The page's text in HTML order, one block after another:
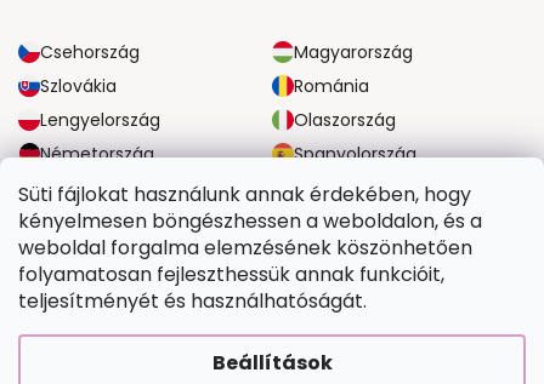
Süti fájlokat használunk annak érdekében, hogy
kényelmesen böngészhessen a weboldalon, és a
weboldal forgalma elemzésének köszönhetően
folyamatosan fejleszthessük annak funkcióit,
teljesítményét és használhatóságát.
Beállítások
Csehország
Magyarország
Szlovákia
Románia
Lengyelország
Olaszország
Németország
Spanyolország
Nagy-Britannia
Ausztria
MEGBÍZHATÓ SZÁLLÍTÁSI LEHETŐSÉGEK
BIZTONSÁGOS FIZETÉSI LEHETŐSÉGEK